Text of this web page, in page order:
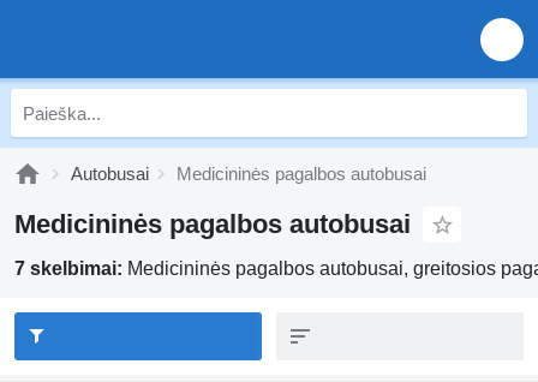
Autobusai Medicininės pagalbos autobusai
Medicininės pagalbos autobusai
7 skelbimai: Medicininės pagalbos autobusai, greitosios